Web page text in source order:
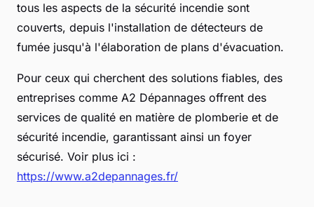
tous les aspects de la sécurité incendie sont
couverts, depuis l'installation de détecteurs de
fumée jusqu'à l'élaboration de plans d'évacuation.
Pour ceux qui cherchent des solutions fiables, des
entreprises comme A2 Dépannages offrent des
services de qualité en matière de plomberie et de
sécurité incendie, garantissant ainsi un foyer
sécurisé. Voir plus ici :
https://www.a2depannages.fr/